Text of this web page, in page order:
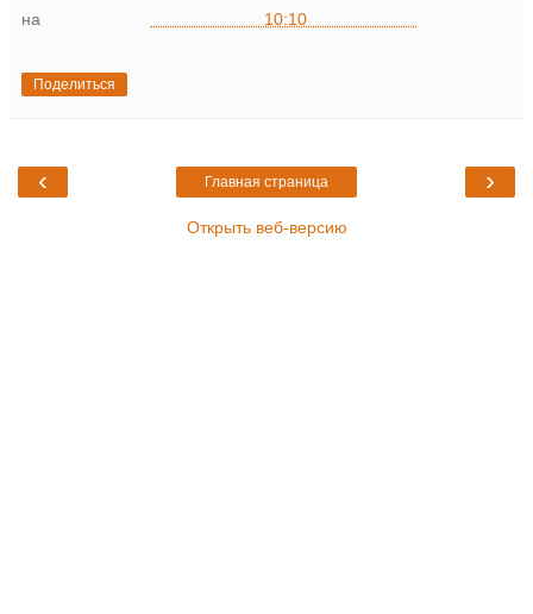
на 10:10
Поделиться
‹ ›
Главная страница
Открыть веб-версию